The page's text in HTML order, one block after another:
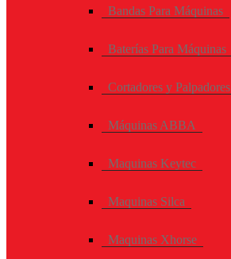
Bandas Para Máquinas
Baterías Para Máquinas
Cortadores y Palpadores
Máquinas ABBA
Maquinas Keytec
Maquinas Silca
Maquinas Xhorse